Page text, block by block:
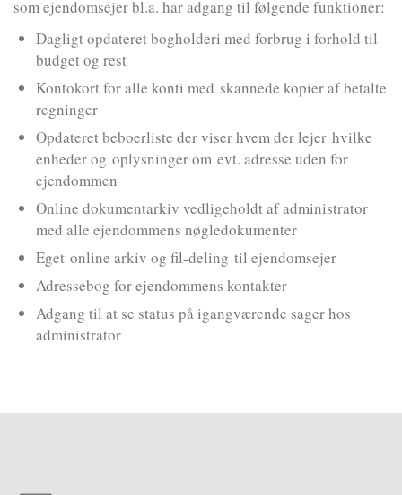
som ejendomsejer bl.a. har adgang til følgende funktioner:
Dagligt opdateret bogholderi med forbrug i forhold til
budget og rest
Kontokort for alle konti med skannede kopier af betalte
regninger
Opdateret beboerliste der viser hvem der lejer hvilke
enheder og oplysninger om evt. adresse uden for
ejendommen
Online dokumentarkiv vedligeholdt af administrator
med alle ejendommens nøgledokumenter
Eget online arkiv og fil-deling til ejendomsejer
Adressebog for ejendommens kontakter
Adgang til at se status på igangværende sager hos
administrator